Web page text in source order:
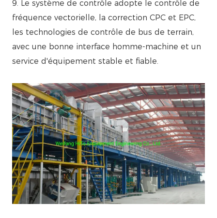
9. Le système de contrôle adopte le contrôle de
fréquence vectorielle, la correction CPC et EPC,
les technologies de contrôle de bus de terrain,
avec une bonne interface homme-machine et un
service d'équipement stable et fiable.